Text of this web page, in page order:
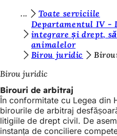
Salt la conținut
e
ț
i
a
Toate serviciile
Departamentul IV -
integrare și drept,
animalelor
Birou juridic
Birou juridic
Birouri de arbitraj
În conformitate cu Legea din
birourile de arbitraj
litigiile de drept civil. De
instanța de conciliere